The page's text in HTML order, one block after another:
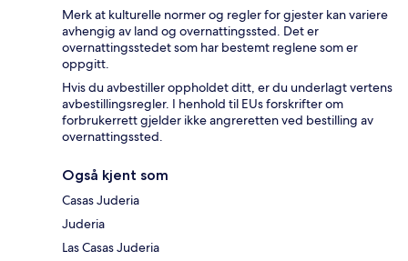
Merk at kulturelle normer og regler for gjester kan variere
avhengig av land og overnattingssted. Det er
overnattingsstedet som har bestemt reglene som er
oppgitt.
Hvis du avbestiller oppholdet ditt, er du underlagt vertens
avbestillingsregler. I henhold til EUs forskrifter om
forbrukerrett gjelder ikke angreretten ved bestilling av
overnattingssted.
Også kjent som
Casas Juderia
Juderia
Las Casas Juderia